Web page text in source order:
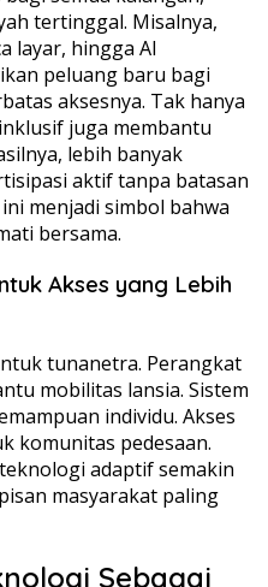
tertinggal. Misalnya,
layar, hingga AI
peluang baru bagi
aksesnya. Tak hanya
juga membantu
lebih banyak
aktif tanpa batasan
menjadi simbol bahwa
bersama.
Akses yang Lebih
tunanetra. Perangkat
mobilitas lansia. Sistem
individu. Akses
komunitas pedesaan.
adaptif semakin
masyarakat paling
Sebagai